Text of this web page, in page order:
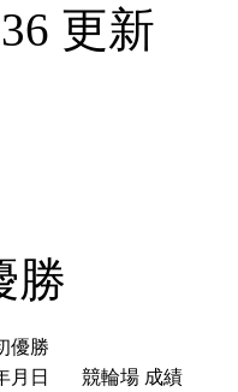
更新
勝
優勝
月日 競輪場 成績